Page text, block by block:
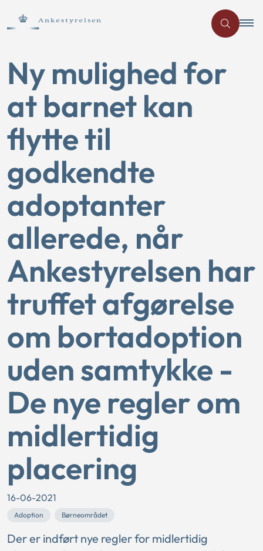
Ny mulighed for
at barnet kan
flytte til
godkendte
adoptanter
allerede, når
Ankestyrelsen har
truffet afgørelse
om bortadoption
uden samtykke -
De nye regler om
midlertidig
placering
16-06-2021
Adoption Børneområdet
Der er indført nye regler for midlertidig